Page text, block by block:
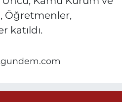
Öğretmenler,
katıldı.